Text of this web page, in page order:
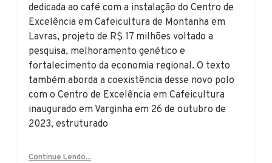
dedicada ao café com a instalação do Centro de
Excelência em Cafeicultura de Montanha em
Lavras, projeto de R$ 17 milhões voltado a
pesquisa, melhoramento genético e
fortalecimento da economia regional. O texto
também aborda a coexistência desse novo polo
com o Centro de Excelência em Cafeicultura
inaugurado em Varginha em 26 de outubro de
2023, estruturado
Continue Lendo...